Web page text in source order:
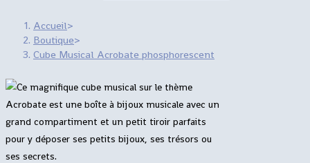
Accueil>
Boutique>
Cube Musical Acrobate phosphorescent